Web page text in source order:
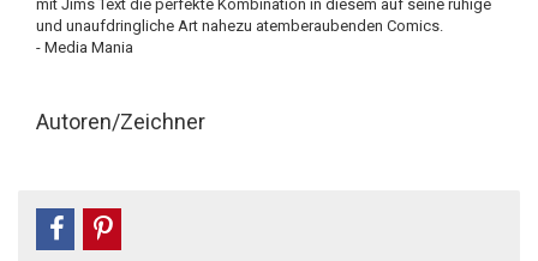
mit Jims Text die perfekte Kombination in diesem auf seine ruhige
und unaufdringliche Art nahezu atemberaubenden Comics.
- Media Mania
Autoren/Zeichner